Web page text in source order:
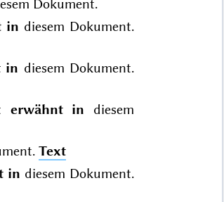
Dokument.
in diesem Dokument.
in diesem Dokument.
erwähnt in diesem
Text
in diesem Dokument.